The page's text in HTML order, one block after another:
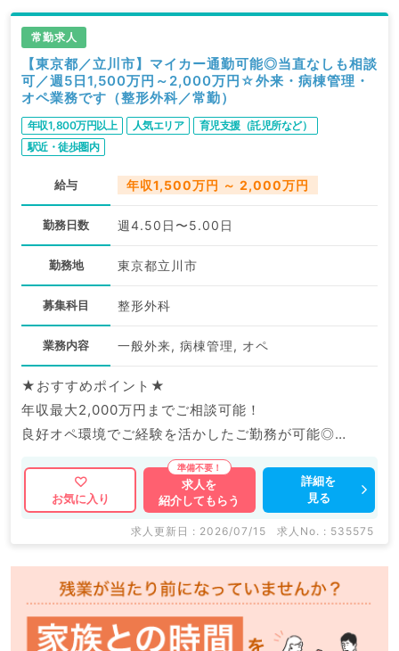
常勤求人
【東京都／立川市】マイカー通勤可能◎当直なしも相談
可／週5日1,500万円～2,000万円☆外来・病棟管理・
オペ業務です（整形外科／常勤）
年収1,800万円以上 人気エリア
育児支援（託児所など）
駅近・徒歩圏内
給与 年収1,500万円 ～ 2,000万円
勤務日数 週4.50日〜5.00日
勤務地 東京都立川市
募集科目 整形外科
業務内容 一般外来, 病棟管理, オペ
★おすすめポイント★
年収最大2,000万円までご相談可能！
良好オペ環境でご経験を活かしたご勤務が可能◎
駅から徒歩圏内の病院でのご勤務です。
マイナビDOCTORでは病院やクリニックなどの医療機
産業医等の企業系求人も多数扱っています。
求人内容の詳細等はお気軽にお問合せ下さい。
お気に入り
求人を
紹介してもらう
詳細を
見る
求人更新日 : 2026/07/15 求人No. : 535575